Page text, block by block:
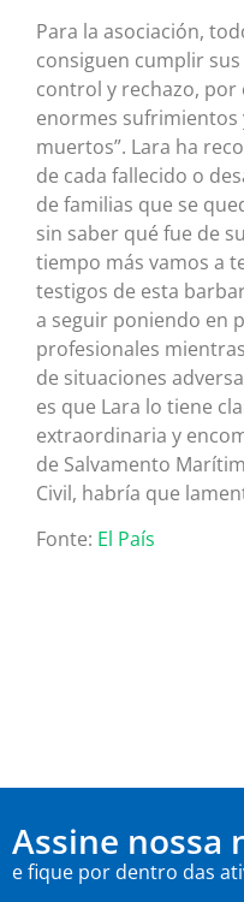
Para la asociación,
consiguen cumplir
control y rechazo,
enormes sufrimientos
muertos”. Lara ha
de cada fallecido o
de familias que se
sin saber qué fue de
tiempo más vamos a
testigos de esta
a seguir poniendo en
profesionales
de situaciones
es que Lara lo tiene
extraordinaria y
de Salvamento
Civil, habría que
Fonte: El País
Assine nossa
e fique por dentro das